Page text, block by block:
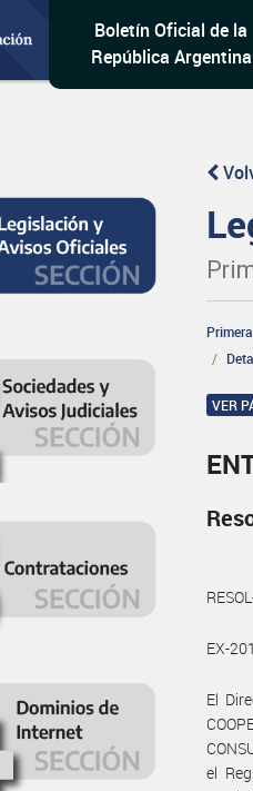
Boletín Oficial de la
República Argentina
Primera
VER
EX-
El
el